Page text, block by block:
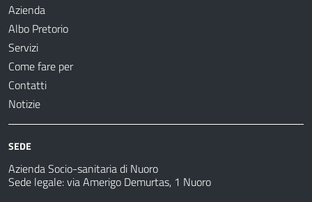
Azienda
Albo Pretorio
Servizi
Come fare per
Contatti
Notizie
SEDE
Azienda Socio-sanitaria di Nuoro
Sede legale: via Amerigo Demurtas, 1 Nuoro